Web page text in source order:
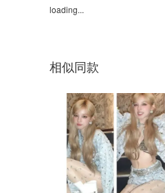
loading...
相似同款